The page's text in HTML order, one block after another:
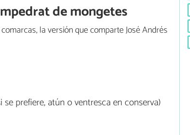
de mongetes
la versión que comparte José Andrés
prefiere, atún o ventresca en conserva)